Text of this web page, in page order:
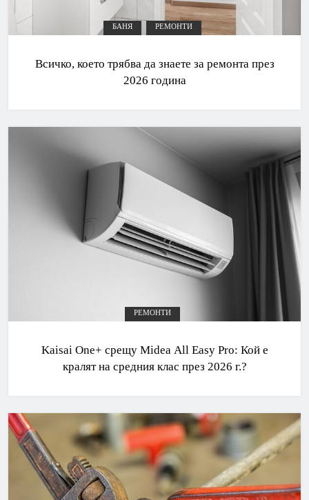
БАНЯ РЕМОНТИ
Всичко, което трябва да знаете за ремонта през
2026 година
РЕМОНТИ
Kaisai One+ срещу Midea All Easy Pro: Кой е
кралят на средния клас през 2026 г.?